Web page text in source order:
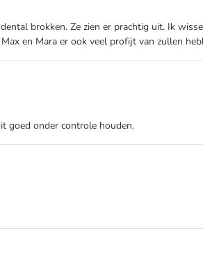
brokken. Ze zien er prachtig uit. Ik
en Mara er ook veel profijt van zullen
goed onder controle houden.